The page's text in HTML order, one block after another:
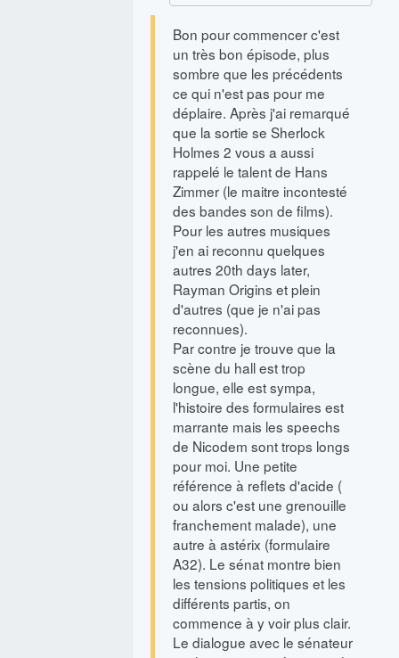
Bon pour commencer c'est
un très bon épisode, plus
sombre que les précédents
ce qui n'est pas pour me
déplaire. Après j'ai remarqué
que la sortie se Sherlock
Holmes 2 vous a aussi
rappelé le talent de Hans
Zimmer (le maitre incontesté
des bandes son de films).
Pour les autres musiques
j'en ai reconnu quelques
autres 20th days later,
Rayman Origins et plein
d'autres (que je n'ai pas
reconnues).
Par contre je trouve que la
scène du hall est trop
longue, elle est sympa,
l'histoire des formulaires est
marrante mais les speechs
de Nicodem sont trops longs
pour moi. Une petite
référence à reflets d'acide (
ou alors c'est une grenouille
franchement malade), une
autre à astérix (formulaire
A32). Le sénat montre bien
les tensions politiques et les
différents partis, on
commence à y voir plus clair.
Le dialogue avec le sénateur